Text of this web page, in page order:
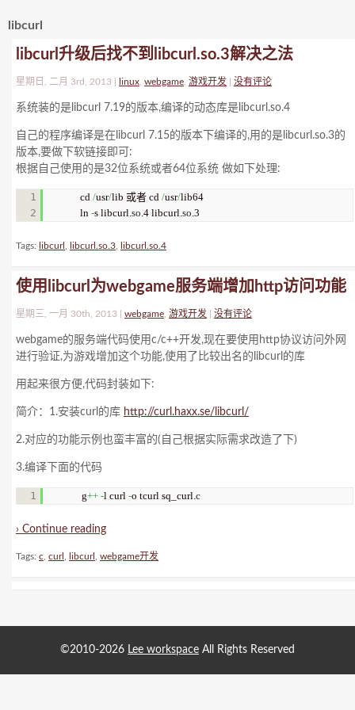
libcurl
libcurl升级后找不到libcurl.so.3解决之法
星期日, 二月 3rd, 2013 | linux webgame 游戏开发 没有评论
系统装的是libcurl 7.19的版本,编译的动态库是libcurl.so.4
自己的程序编译是在libcurl 7.15的版本下编译的,用的是libcurl.so.3的
版本,要做下软链接即可:
根据自己使用的是32位系统或者64位系统 做如下处理:
1
cd /usr/lib 或者 cd /usr/lib64
ln -s libcurl.so.4 libcurl.so.3
Tags: libcurl libcurl.so.3 libcurl.so.4
使用libcurl为webgame服务端增加http访问功能
星期三, 一月 30th, 2013 | webgame 游戏开发 没有评论
webgame的服务端代码使用c/c++开发,现在要使用http协议访问外网
进行验证,为游戏增加这个功能,使用了比较出名的libcurl的库
用起来很方便,代码封装如下:
简介：1.安装curl的库 http://curl.haxx.se/libcurl/
2.对应的功能示例也蛮丰富的(自己根据实际需求改造了下)
3.编译下面的代码
g++ -l curl -o tcurl sq_curl.c
› Continue reading
Tags: c curl libcurl webgame开发
©2010-2026 Lee workspace All Rights Reserved